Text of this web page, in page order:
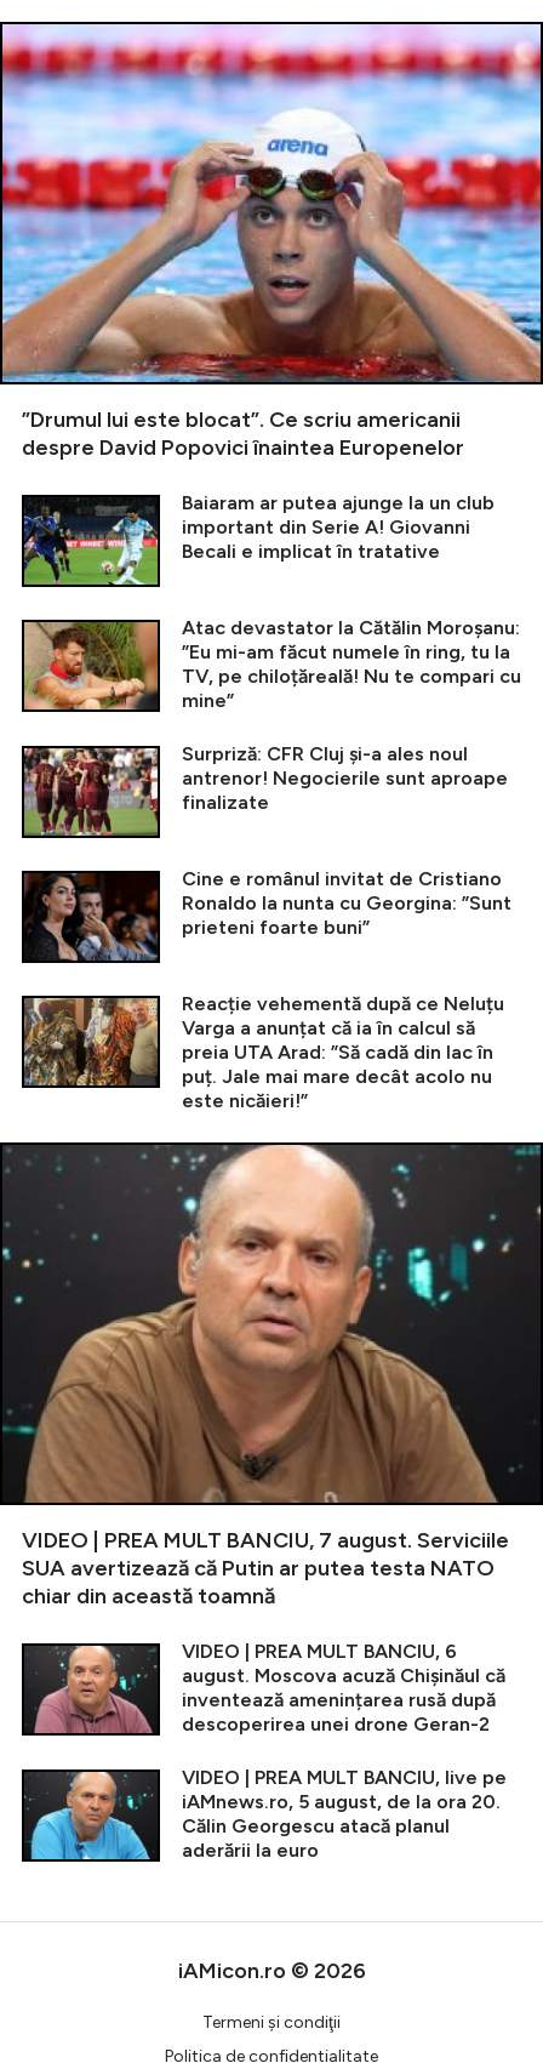
”Drumul lui este blocat”. Ce scriu americanii
despre David Popovici înaintea Europenelor
Baiaram ar putea ajunge la un club
important din Serie A! Giovanni
Becali e implicat în tratative
Atac devastator la Cătălin Moroșanu:
”Eu mi-am făcut numele în ring, tu la
TV, pe chiloțăreală! Nu te compari cu
mine”
Surpriză: CFR Cluj și-a ales noul
antrenor! Negocierile sunt aproape
finalizate
Cine e românul invitat de Cristiano
Ronaldo la nunta cu Georgina: ”Sunt
prieteni foarte buni”
Reacție vehementă după ce Neluțu
Varga a anunțat că ia în calcul să
preia UTA Arad: ”Să cadă din lac în
puț. Jale mai mare decât acolo nu
este nicăieri!”
VIDEO | PREA MULT BANCIU, 7 august. Serviciile
SUA avertizează că Putin ar putea testa NATO
chiar din această toamnă
VIDEO | PREA MULT BANCIU, 6
august. Moscova acuză Chișinăul că
inventează amenințarea rusă după
descoperirea unei drone Geran-2
VIDEO | PREA MULT BANCIU, live pe
iAMnews.ro, 5 august, de la ora 20.
Călin Georgescu atacă planul
aderării la euro
iAMicon.ro © 2026
Termeni şi condiţii
Politica de confidentialitate